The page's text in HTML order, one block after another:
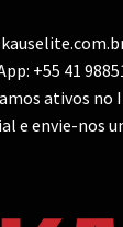
+55 41
ativos
e envie-nos